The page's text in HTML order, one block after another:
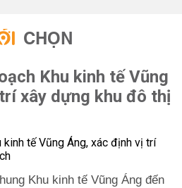
CHỌN
Khu kinh tế Vũng
xây dựng khu đô thị
Khu kinh tế Vũng Áng đến